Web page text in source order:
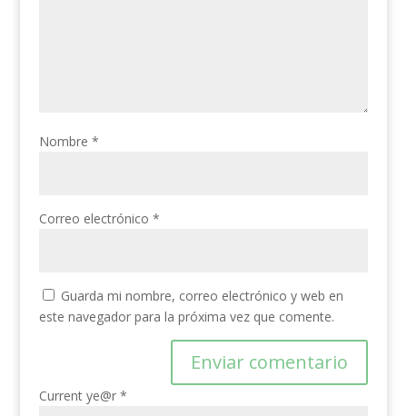
Nombre *
Correo electrónico *
Guarda mi nombre, correo electrónico y web en
este navegador para la próxima vez que comente.
Current ye@r *